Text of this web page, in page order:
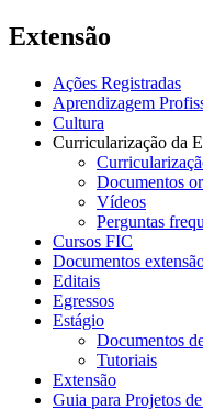
Extensão
Ações Registradas
Aprendizagem
Cultura
Curricularização da
Documentos
Vídeos
Perguntas
Cursos FIC
Documentos
Editais
Egressos
Estágio
Documentos
Tutoriais
Extensão
Guia para Projetos